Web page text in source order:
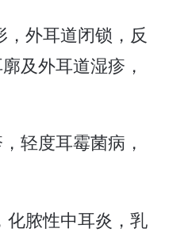
，外耳道闭锁，反
及外耳道湿疹，
轻度耳霉菌病，
化脓性中耳炎，乳